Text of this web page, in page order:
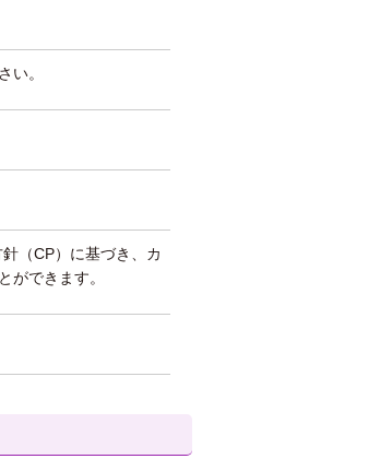
い。
（CP）に基づき、カ
ができます。